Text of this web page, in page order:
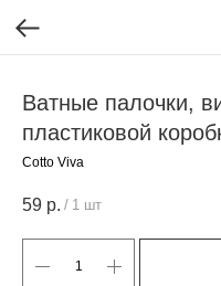
Ватные палочки,
пластиковой
Cotto Viva
59 р. / 1 шт